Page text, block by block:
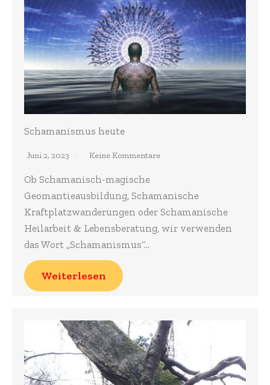
Schamanismus heute
Juni 2, 2023 Keine Kommentare
Ob Schamanisch-magische
Geomantieausbildung, Schamanische
Kraftplatzwanderungen oder Schamanische
Heilarbeit & Lebensberatung, wir verwenden
das Wort „Schamanismus“…
Weiterlesen